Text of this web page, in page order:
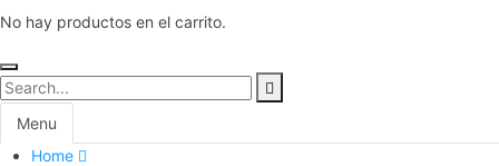
No hay productos en el carrito.
Menu
Home